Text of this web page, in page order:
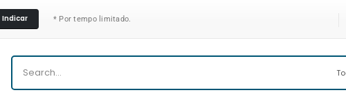
Indicar * Por tempo limitado.